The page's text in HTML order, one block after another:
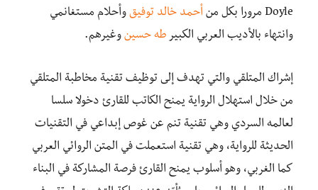
Doyle مرورا بكل من
أحمد خالد توفيق وأحلام مستغانمي
وانتهاء بالأديب العربي الكبير طه حسين وغيرهم.
إشراك المتلقي والتي تهدف إلى توظيف تقنية مخاطبة المتلقي
من خلال استهلال الرواية يمنح الكاتب للقارئ دخولا سلسا
لعالمه السردي وهي تقنية تنم عن غوص إبداعي في التقنيات
الحديثة للرواية، وهي تقنية استعملت في المتن الروائي العربي
كما الغربي، وهو أسلوب يمنح القارئ فرصة المشاركة في البناء